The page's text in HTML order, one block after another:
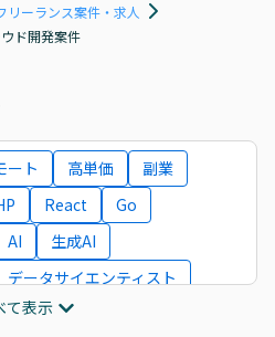
ーランス案件・求人
ド開発案件
ート 高単価
副業
React
Go
AI
生成AI
データサイエンティスト
ITコンサルタント
て表示